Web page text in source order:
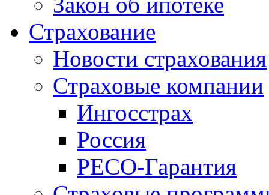
Страхование
Новости страхования
Страховые компании
Ингосстрах
Россия
РЕСО-Гарантия